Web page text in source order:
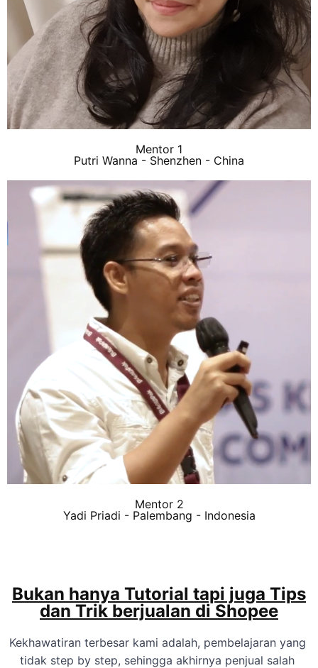
Mentor 1
Putri Wanna - Shenzhen - China
Mentor 2
Yadi Priadi - Palembang - Indonesia
Bukan hanya Tutorial tapi juga Tips
dan Trik berjualan di Shopee
Kekhawatiran terbesar kami adalah, pembelajaran yang
tidak step by step, sehingga akhirnya penjual salah